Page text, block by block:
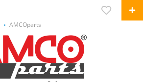
AMCOparts